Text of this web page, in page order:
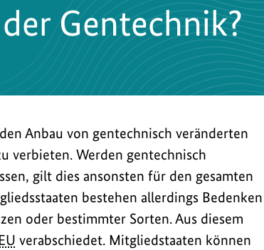
Gentechnik?
Anbau von gentechnisch veränderten
verbieten. Werden gentechnisch
gilt dies ansonsten für den gesamten
bestehen allerdings Bedenken
oder bestimmter Sorten. Aus diesem
verabschiedet. Mitgliedstaaten können